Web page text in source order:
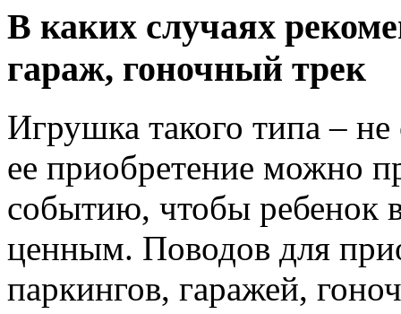
В каких случаях
гараж, гоночный трек
Игрушка такого типа –
ее приобретение можно
событию, чтобы ребенок
ценным. Поводов для
паркингов, гаражей,